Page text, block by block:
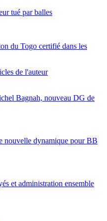
tué par balles
du Togo certifié dans les
de l'auteur
Bagnah, nouveau DG de
nouvelle dynamique pour BB
et administration ensemble